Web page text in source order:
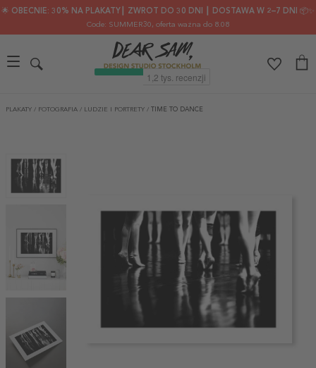
🌟 OBECNIE: 30% NA PLAKATY┃ ZWROT DO 30 DNI ┃ DOSTAWA W 2–7 DNI 📦✨
Code: SUMMER30, oferta ważna do 8.08
PLAKATY / FOTOGRAFIA / LUDZIE I PORTRETY / TIME TO DANCE